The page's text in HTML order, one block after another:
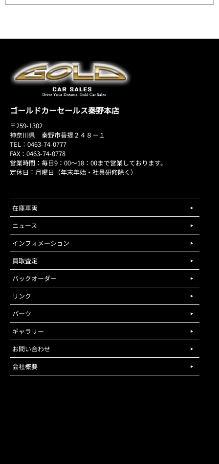
ゴールドカーセールス秦野本店
〒259-1302
神奈川県 秦野市菩提２４８－１
TEL：0463-74-0777
FAX：0463-74-0778
営業時間：毎日9：00～18：00まで営業しております。
定休日：月曜日（年末年始・社員研修除く）
在庫車両
ニュース
インフォメーション
買取査定
バックオーダー
リンク
パーツ
ギャラリー
お問い合わせ
会社概要